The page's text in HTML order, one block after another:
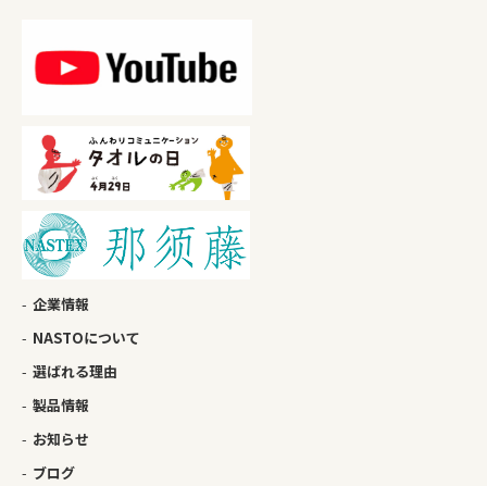
企業情報
NASTOについて
選ばれる理由
製品情報
お知らせ
ブログ